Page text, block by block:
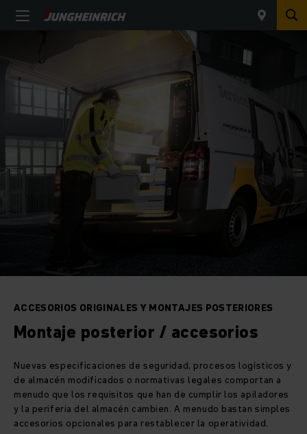
ACCESORIOS ORIGINALES Y MONTAJES POSTERIORES
Montaje posterior / accesorios
Nuevas especificaciones de seguridad, procesos logísticos y
de almacén modificados o normativas legales comportan a
menudo que los requisitos que han de cumplir los apiladores
y la periferia del almacén cambien. A menudo bastan simples
accesorios opcionales para restablecer la operatividad.